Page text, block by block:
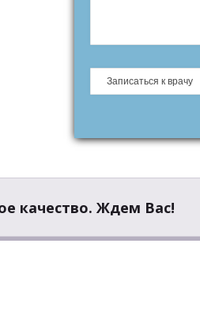
качество. Ждем Вас!